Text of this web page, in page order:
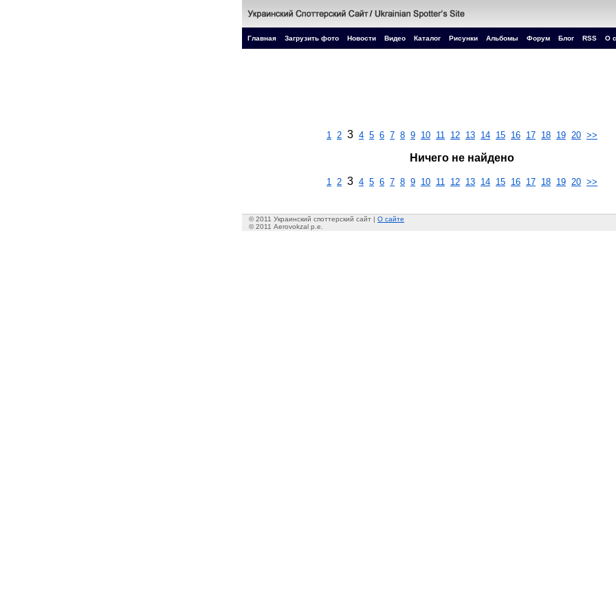
Главная Загрузить фото Новости Видео Каталог Рисунки Альбомы Форум Блог RSS О
1 2 3 4 5 6 7 8 9 10 11 12 13 14 15 16 17 18 19 20 >>
Ничего не найдено
1 2 3 4 5 6 7 8 9 10 11 12 13 14 15 16 17 18 19 20 >>
© 2011 Украинский споттерский сайт | О сайте
© 2011 Aerovokzal p.e.